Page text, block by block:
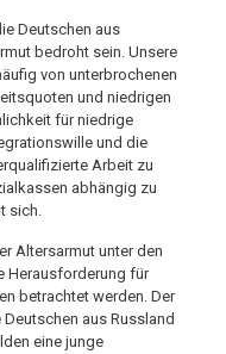
Deutschen aus
bedroht sein. Unsere
von unterbrochenen
und niedrigen
für niedrige
und die
Arbeit zu
abhängig zu
sich.
Altersarmut unter den
Herausforderung für
betrachtet werden. Der
aus Russland
eine junge